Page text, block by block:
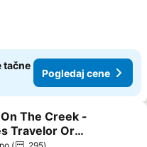
tačne
Pogledaj cene
u favorite
The Creek -
Travelor Or